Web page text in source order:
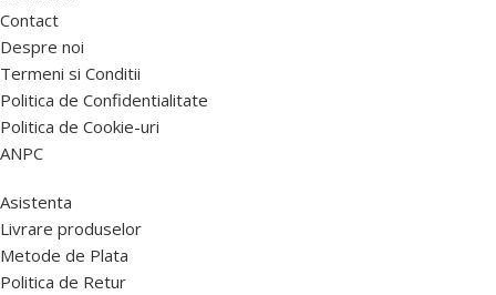
Contact
Despre noi
Termeni si Conditii
Politica de Confidentialitate
Politica de Cookie-uri
ANPC
Asistenta
Livrare produselor
Metode de Plata
Politica de Retur